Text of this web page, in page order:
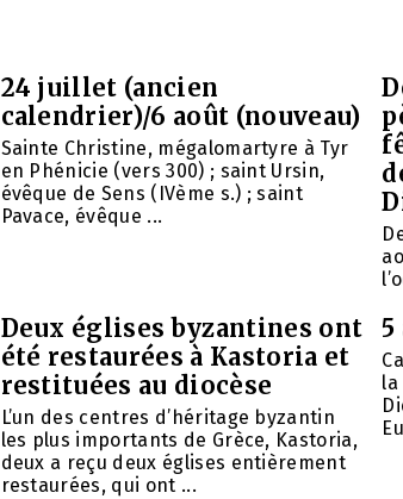
24 juillet (ancien
calendrier)/6 août (nouveau)
Sainte Christine, mégalomartyre à Tyr
en Phénicie (vers 300) ; saint Ursin,
évêque de Sens (IVème s.) ; saint
Pavace, évêque ...
Deux églises byzantines ont
été restaurées à Kastoria et
restituées au diocèse
L’un des centres d’héritage byzantin
les plus importants de Grèce, Kastoria,
deux a reçu deux églises entièrement
restaurées, qui ont ...
5
la